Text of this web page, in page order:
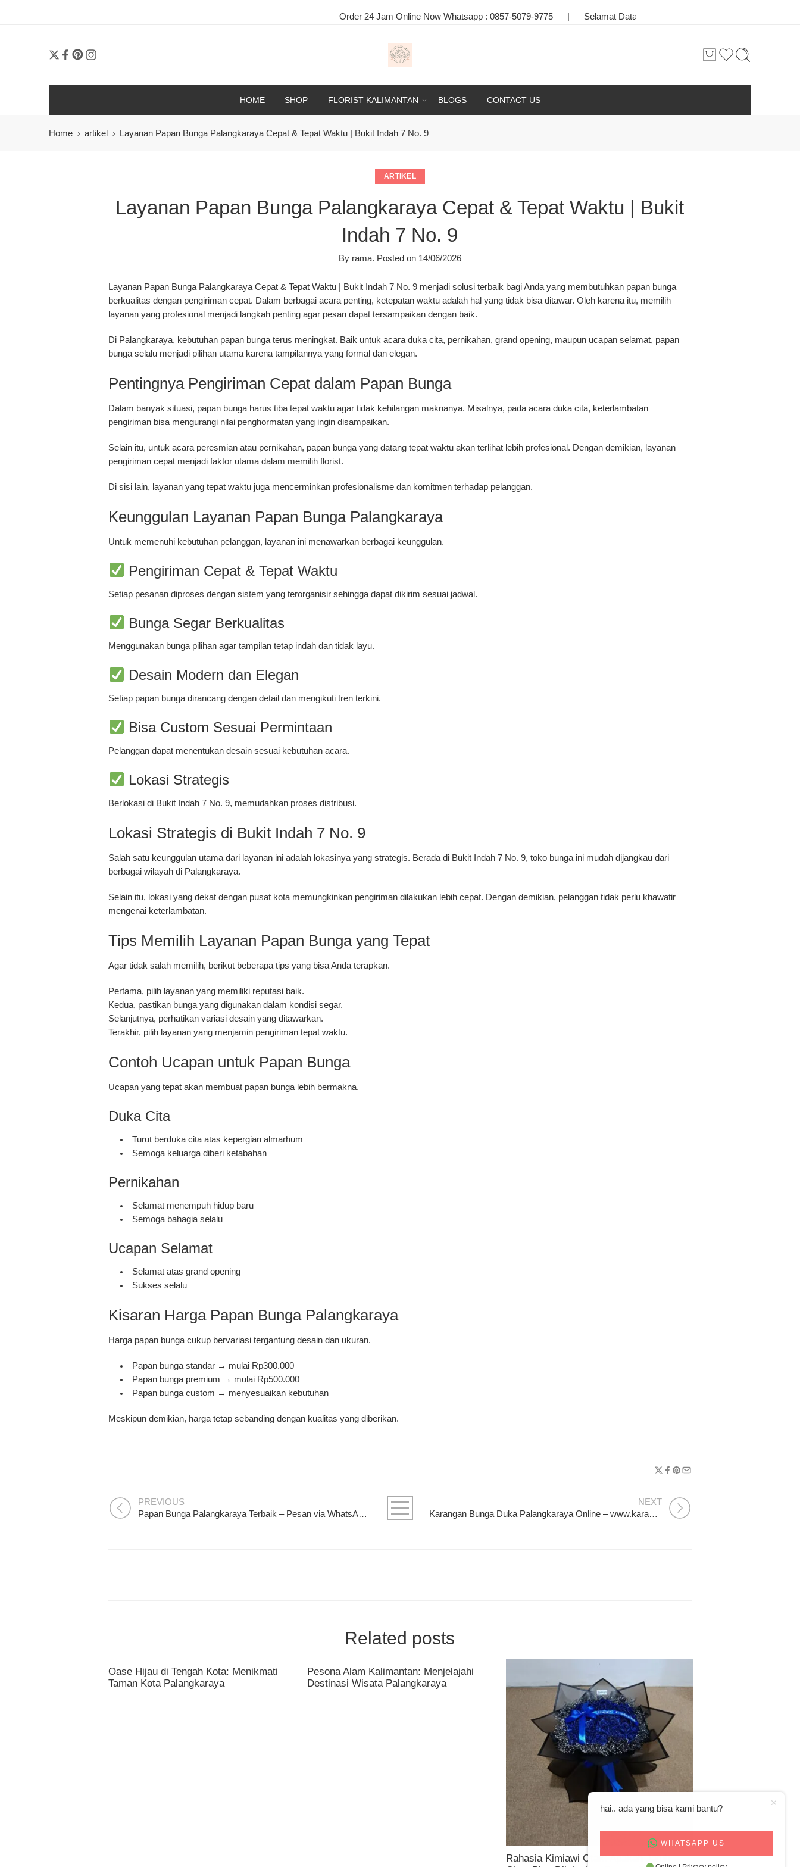
Order 24 Jam Online Now Whatsapp :0857-5079-9775 | Selamat Datang |
HOME SHOP FLORIST KALIMANTAN BLOGS CONTACT US
Home artikel Layanan Papan Bunga Palangkaraya Cepat & Tepat Waktu | Bukit Indah 7 No. 9
ARTIKEL
Layanan Papan Bunga Palangkaraya Cepat & Tepat Waktu | Bukit
Indah 7 No. 9
By rama. Posted on 14/06/2026
Layanan Papan Bunga Palangkaraya Cepat & Tepat Waktu | Bukit Indah 7 No. 9 menjadi solusi terbaik bagi Anda yang membutuhkan papan bunga
berkualitas dengan pengiriman cepat. Dalam berbagai acara penting, ketepatan waktu adalah hal yang tidak bisa ditawar. Oleh karena itu, memilih
layanan yang profesional menjadi langkah penting agar pesan dapat tersampaikan dengan baik.
Di Palangkaraya, kebutuhan papan bunga terus meningkat. Baik untuk acara duka cita, pernikahan, grand opening, maupun ucapan selamat, papan
bunga selalu menjadi pilihan utama karena tampilannya yang formal dan elegan.
Pentingnya Pengiriman Cepat dalam Papan Bunga
Dalam banyak situasi, papan bunga harus tiba tepat waktu agar tidak kehilangan maknanya. Misalnya, pada acara duka cita, keterlambatan
pengiriman bisa mengurangi nilai penghormatan yang ingin disampaikan.
Selain itu, untuk acara peresmian atau pernikahan, papan bunga yang datang tepat waktu akan terlihat lebih profesional. Dengan demikian, layanan
pengiriman cepat menjadi faktor utama dalam memilih florist.
Di sisi lain, layanan yang tepat waktu juga mencerminkan profesionalisme dan komitmen terhadap pelanggan.
Keunggulan Layanan Papan Bunga Palangkaraya
Untuk memenuhi kebutuhan pelanggan, layanan ini menawarkan berbagai keunggulan.
Pengiriman Cepat & Tepat Waktu
Setiap pesanan diproses dengan sistem yang terorganisir sehingga dapat dikirim sesuai jadwal.
Bunga Segar Berkualitas
Menggunakan bunga pilihan agar tampilan tetap indah dan tidak layu.
Desain Modern dan Elegan
Setiap papan bunga dirancang dengan detail dan mengikuti tren terkini.
Bisa Custom Sesuai Permintaan
Pelanggan dapat menentukan desain sesuai kebutuhan acara.
Lokasi Strategis
Berlokasi di Bukit Indah 7 No. 9, memudahkan proses distribusi.
Lokasi Strategis di Bukit Indah 7 No. 9
Salah satu keunggulan utama dari layanan ini adalah lokasinya yang strategis. Berada di Bukit Indah 7 No. 9, toko bunga ini mudah dijangkau dari
berbagai wilayah di Palangkaraya.
Selain itu, lokasi yang dekat dengan pusat kota memungkinkan pengiriman dilakukan lebih cepat. Dengan demikian, pelanggan tidak perlu khawatir
mengenai keterlambatan.
Tips Memilih Layanan Papan Bunga yang Tepat
Agar tidak salah memilih, berikut beberapa tips yang bisa Anda terapkan.
Pertama, pilih layanan yang memiliki reputasi baik.
Kedua, pastikan bunga yang digunakan dalam kondisi segar.
Selanjutnya, perhatikan variasi desain yang ditawarkan.
Terakhir, pilih layanan yang menjamin pengiriman tepat waktu.
Contoh Ucapan untuk Papan Bunga
Ucapan yang tepat akan membuat papan bunga lebih bermakna.
Duka Cita
Turut berduka cita atas kepergian almarhum
Semoga keluarga diberi ketabahan
Pernikahan
Selamat menempuh hidup baru
Semoga bahagia selalu
Ucapan Selamat
Selamat atas grand opening
Sukses selalu
Kisaran Harga Papan Bunga Palangkaraya
Harga papan bunga cukup bervariasi tergantung desain dan ukuran.
Papan bunga standar → mulai Rp300.000
Papan bunga premium → mulai Rp500.000
Papan bunga custom → menyesuaikan kebutuhan
Meskipun demikian, harga tetap sebanding dengan kualitas yang diberikan.
PREVIOUS
Papan Bunga Palangkaraya Terbaik – Pesan via WhatsApp 0857-5079-9775, Siap Antar Cepat
NEXT
Karangan Bunga Duka Palangkaraya Online – www.karanganbungapalangkaraya.com
Related posts
Oase Hijau di Tengah Kota: Menikmati
Taman Kota Palangkaraya
Pesona Alam Kalimantan: Menjelajahi
Destinasi Wisata Palangkaraya
Rahasia Kimiawi Otak: Apakah Jatuh
Langkah Menuju
hai.. ada yang bisa kami bantu?
WHATSAPP US